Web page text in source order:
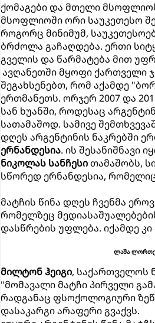
ქომაგები და მთელი
მსოფლიოში ორი საუკეთესო
როგორც მინიმუმ,
ბრძოლა გაჩაღდება. ერთი
გველის და წარმატება მით
ავღანეთში მყოფი ქართველი
შეგახსენებთ, რომ აქამდე
ერთმანეთს. ორჯერ 2007 და
სან ხუანში, როდესაც
სათამაშოდ. სამივე
დღეს არგენტინის ნაკრებში
ერნანდესია. ის შესანიშნავი
ნიკოლას სანჩესითამაშობს,
სწორედ ერნანდესია,
მატჩის წინა დღეს ჩვენმა
რომელზეც
დასწრების უფლება. იქამდე
ლაშა
მილტონ ჰეიგი, საქართველოს
"მომავალი მატჩი პირველი
რადგანაც ფსოქოლოგიური
დასაკარგი არაფერი გვაქვს.